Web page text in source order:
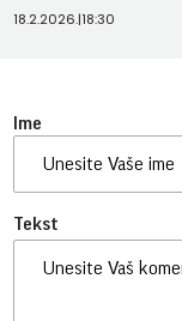
18.2.2026.|18:30
Ime
Tekst